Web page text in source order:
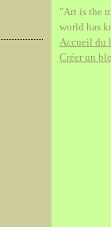
"Art is the
world has
Accueil du
Créer un